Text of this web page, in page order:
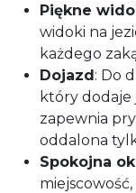
Piękne
widoki na
każdego
Dojazd: Do
który
zapewnia
oddalona
Spokojna